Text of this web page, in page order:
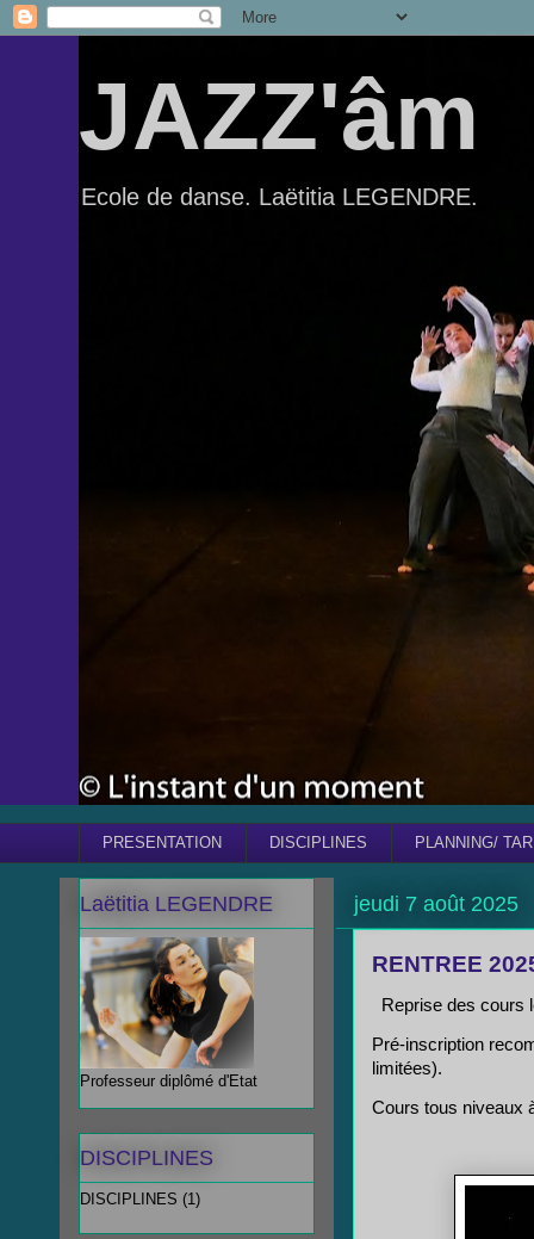
JAZZ'âm
Ecole de danse. Laëtitia LEGENDRE.
PRESENTATION DISCIPLINES PLANNING/
jeudi 7 août 2025
RENTREE
Reprise des cours
Pré-inscription
limitées).
Cours tous niveaux
Laëtitia LEGENDRE
Professeur diplômé d'Etat
DISCIPLINES
DISCIPLINES (1)